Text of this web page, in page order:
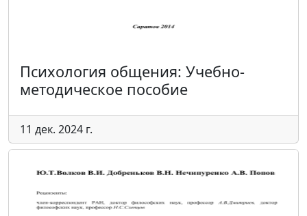
Психология общения: Учебно-
методическое пособие
11 дек. 2024 г.